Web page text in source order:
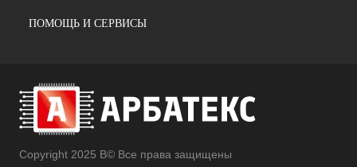
ПОМОЩЬ И СЕРВИСЫ
Copyright 2025 В© Все права защищены